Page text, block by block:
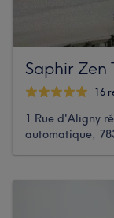
Saphir Zen
16
1 Rue d'Aligny
automatique,